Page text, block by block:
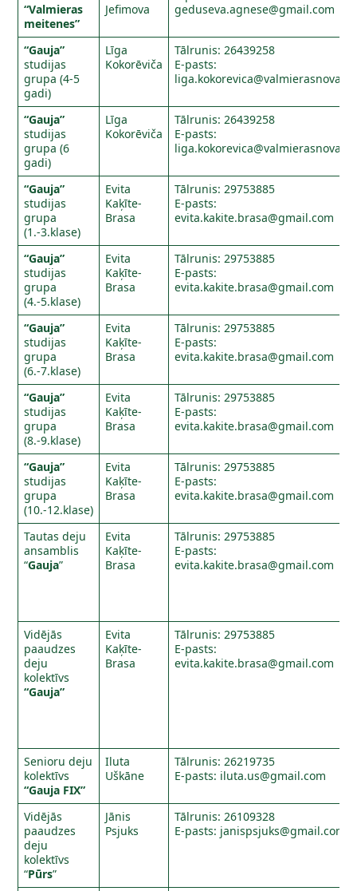
“Valmieras
meitenes”
Jefimova
geduseva.agnese@gmail.com
“Gauja”
studijas
grupa (4-5
gadi)
Līga
Kokorēviča
Tālrunis: 26439258
E-pasts:
“Gauja”
studijas
grupa (6
gadi)
Līga
Kokorēviča
Tālrunis: 26439258
E-pasts:
“Gauja”
studijas
grupa
(1.-3.klase)
Evita
Kaķīte-
Brasa
Tālrunis: 29753885
E-pasts:
evita.kakite.brasa@gmail.com
“Gauja”
studijas
grupa
(4.-5.klase)
Evita
Kaķīte-
Brasa
Tālrunis: 29753885
E-pasts:
evita.kakite.brasa@gmail.com
“Gauja”
studijas
grupa
(6.-7.klase)
Evita
Kaķīte-
Brasa
Tālrunis: 29753885
E-pasts:
evita.kakite.brasa@gmail.com
“Gauja”
studijas
grupa
(8.-9.klase)
Evita
Kaķīte-
Brasa
Tālrunis: 29753885
E-pasts:
evita.kakite.brasa@gmail.com
“Gauja”
studijas
grupa
(10.-12.klase)
Evita
Kaķīte-
Brasa
Tālrunis: 29753885
E-pasts:
evita.kakite.brasa@gmail.com
Tautas deju
ansamblis
“Gauja”
Evita
Kaķīte-
Brasa
Tālrunis: 29753885
E-pasts:
evita.kakite.brasa@gmail.com
Vidējās
paaudzes
deju
kolektīvs
“Gauja”
Evita
Kaķīte-
Brasa
Tālrunis: 29753885
E-pasts:
evita.kakite.brasa@gmail.com
Senioru deju
kolektīvs
“Gauja FIX”
Iluta
Uškāne
Tālrunis: 26219735
E-pasts: iluta.us@gmail.com
Vidējās
paaudzes
deju
kolektīvs
“Pūrs”
Jānis
Psjuks
Tālrunis: 26109328
E-pasts: janispsjuks@gmail.com